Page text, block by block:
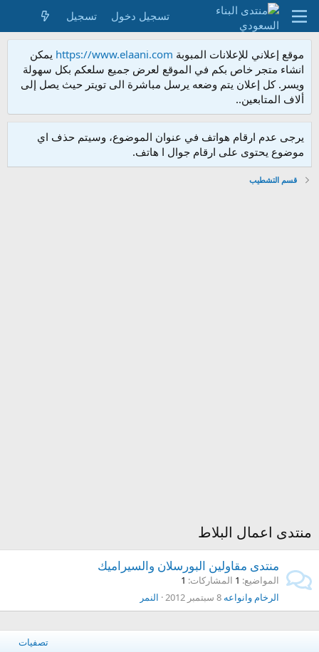
تسجيل دخول تسجيل
موقع إعلاني للإعلانات المبوبة https://www.elaani.com يمكن
انشاء متجر خاص بكم في الموقع لعرض جميع سلعكم بكل سهولة
ويسر. كل إعلان يتم وضعه يرسل مباشرة الى تويتر حيث يصل إلى
ألاف المتابعين..
يرجى عدم ارقام هواتف في عنوان الموضوع، وسيتم حذف اي
موضوع يحتوى على ارقام جوال ا هاتف.
قسم التشطيب
منتدى اعمال البلاط
منتدى مقاولين البورسلان والسيراميك
المواضيع 1 المشاركات 1
الرخام وانواعه 8 سبتمبر 2012 النمر
تصفيات